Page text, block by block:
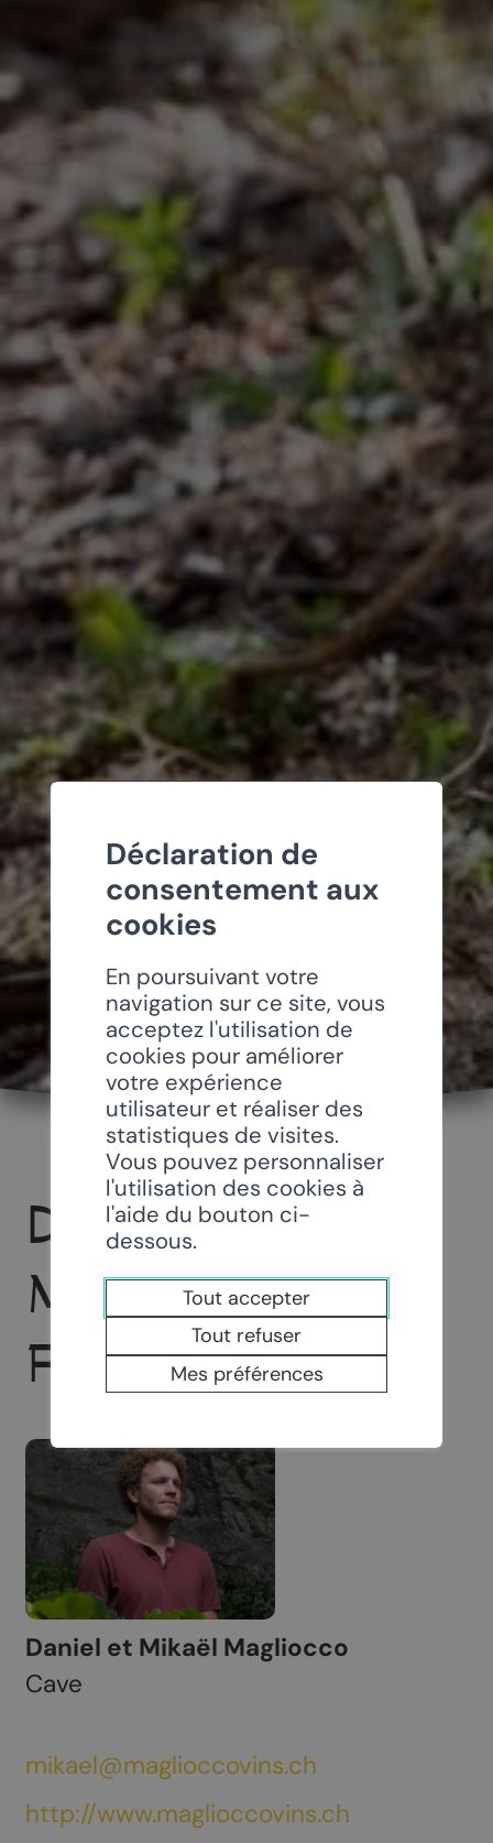
DANIEL
MAGLIOCCO &
FILS
Daniel et Mikaël Magliocco
Cave
mikael@maglioccovins.ch
http://www.maglioccovins.ch
Déclaration de
consentement aux
cookies
En poursuivant votre
navigation sur ce site, vous
acceptez l'utilisation de
cookies pour améliorer
votre expérience
utilisateur et réaliser des
statistiques de visites.
Vous pouvez personnaliser
l'utilisation des cookies à
l'aide du bouton ci-
dessous.
Tout accepter
Tout refuser
Mes préférences